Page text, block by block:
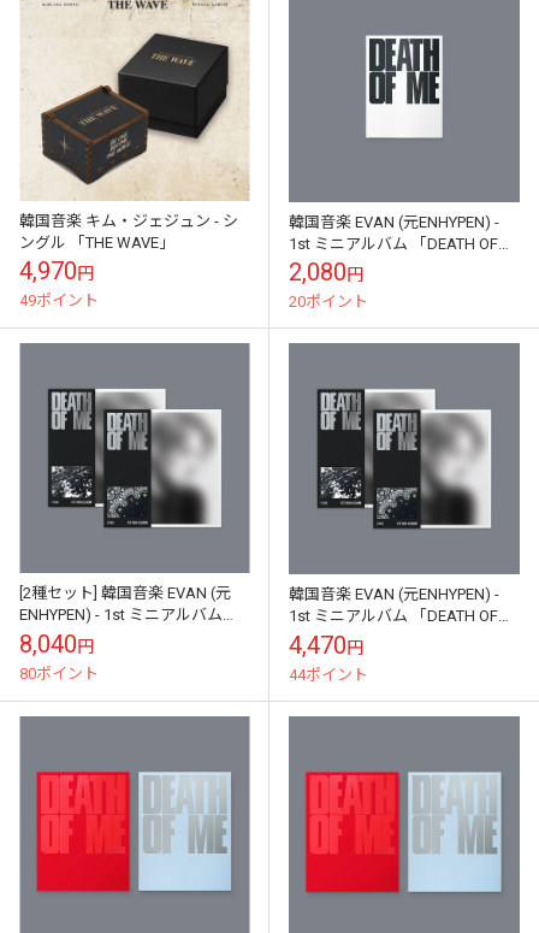
韓国音楽 キム・ジェジュン - シ
ングル 「THE WAVE」
4,970円
49ポイント
韓国音楽 EVAN (元ENHYPEN) -
1st ミニアルバム 「DEATH OF
ME」 Weverse Albums Ve...
2,080円
20ポイント
[2種セット] 韓国音楽 EVAN (元
ENHYPEN) - 1st ミニアルバム
「DEATH OF ME」 BANDANA V...
8,040円
80ポイント
韓国音楽 EVAN (元ENHYPEN) -
1st ミニアルバム 「DEATH OF
ME」 BANDANA Ver. (ランダ...
4,470円
44ポイント